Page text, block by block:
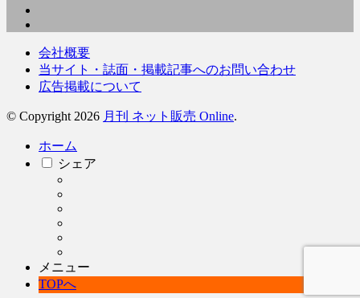
会社概要
当サイト・誌面・掲載記事へのお問い合わせ
広告掲載について
© Copyright 2026 月刊 ネット販売 Online.
ホーム
シェア
メニュー
TOPへ